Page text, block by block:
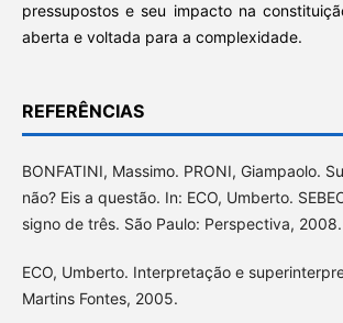
pressupostos e seu impacto na
aberta e voltada para a complexidade.
REFERÊNCIAS
BONFATINI, Massimo. PRONI, Giampaolo.
não? Eis a questão. In: ECO, Umberto.
signo de três. São Paulo: Perspectiva, 2008.
ECO, Umberto. Interpretação e
Martins Fontes, 2005.